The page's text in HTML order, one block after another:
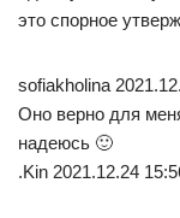
это спорное
sofiakholina
Оно верно для
надеюсь 🙂
.Kin 2021.12.24